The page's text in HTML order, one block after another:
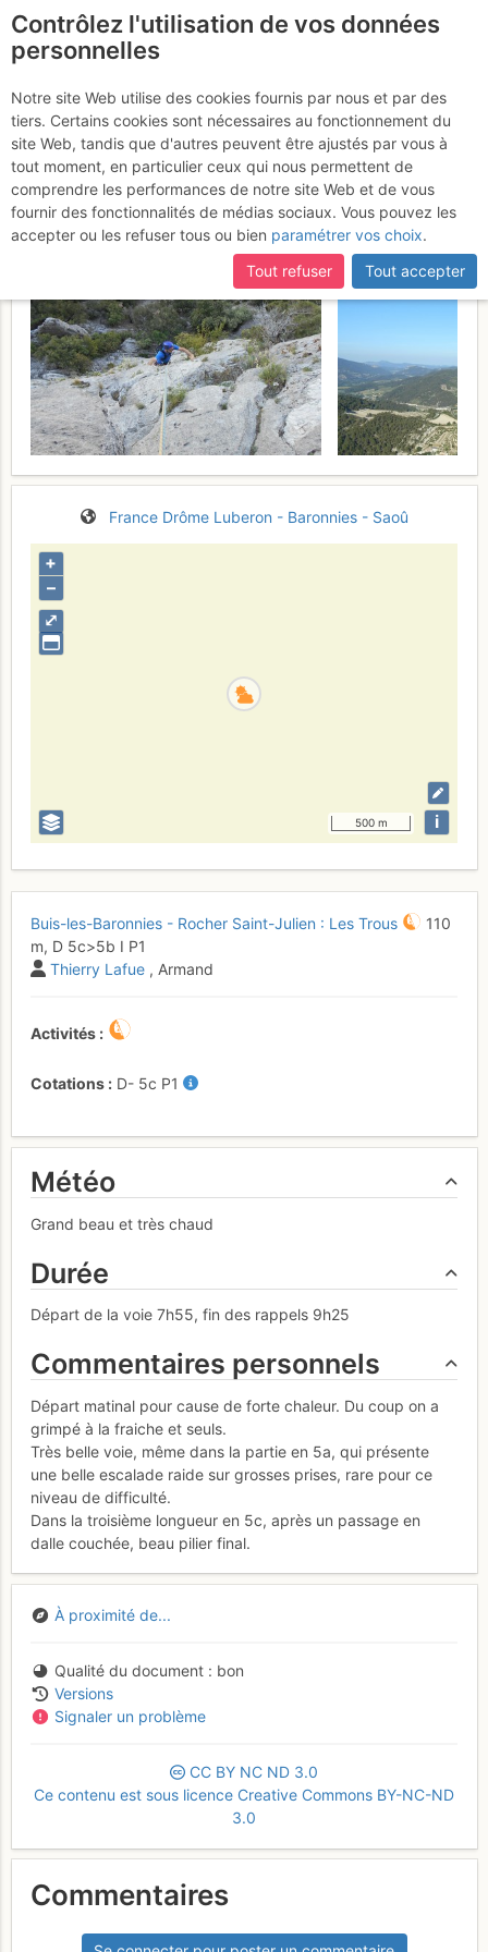
Buis-les-Baronnies -
Rocher Saint-Julien : Les
Trous
Dimanche 28 mai 2017
France Drôme Luberon - Baronnies - Saoû
⤢
+
–
500 m i
Buis-les-Baronnies - Rocher Saint-Julien : Les Trous
110
m, D 5c>5b I P1
Thierry Lafue , Armand
Activités
Cotations D- 5c P1
Météo
Grand beau et très chaud
Durée
Départ de la voie 7h55, fin des rappels 9h25
Commentaires personnels
Départ matinal pour cause de forte chaleur. Du coup on a
grimpé à la fraiche et seuls.
Très belle voie, même dans la partie en 5a, qui présente
une belle escalade raide sur grosses prises, rare pour ce
niveau de difficulté.
Dans la troisième longueur en 5c, après un passage en
dalle couchée, beau pilier final.
À proximité de...
Qualité du document
bon
Versions
Signaler un problème
CC BY NC ND 3.0
Ce contenu est sous licence Creative Commons BY-NC-ND
3.0
Commentaires
Contrôlez l'utilisation de vos données
personnelles
Notre site Web utilise des cookies fournis par nous et par des
tiers. Certains cookies sont nécessaires au fonctionnement du
site Web, tandis que d'autres peuvent être ajustés par vous à
tout moment, en particulier ceux qui nous permettent de
comprendre les performances de notre site Web et de vous
fournir des fonctionnalités de médias sociaux. Vous pouvez les
accepter ou les refuser tous ou bien paramétrer vos choix.
Tout refuser
Tout accepter